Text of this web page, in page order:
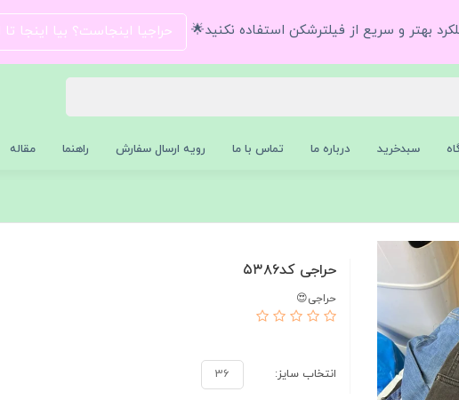
بهتر و سریع از فیلترشکن استفاده نکنید🌟 حراجیا اینجاست؟ بیا اینجا
سبدخرید درباره ما تماس با ما رویه ارسال سفارش راهنما مقاله
حراجی کد۵۳۸۶
حراجی😍
انتخاب سایز: 36